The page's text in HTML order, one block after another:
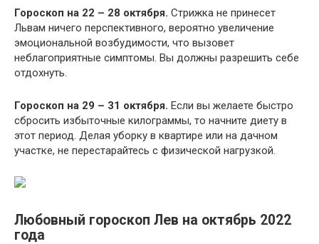
Гороскоп на 22 – 28 октября. Стрижка не принесет
Львам ничего перспективного, вероятно увеличение
эмоциональной возбудимости, что вызовет
неблагоприятные симптомы. Вы должны разрешить себе
отдохнуть.
Гороскоп на 29 – 31 октября. Если вы желаете быстро
сбросить избыточные килограммы, то начните диету в
этот период. Делая уборку в квартире или на дачном
участке, не перестарайтесь с физической нагрузкой.
Любовный гороскоп Лев на октябрь 2022
года